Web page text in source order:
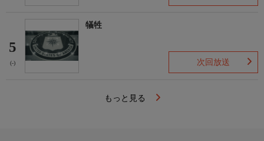
5
(-)
犠牲
次回放送
もっと見る